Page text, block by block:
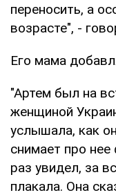
переносить, а
возрасте", -
Его мама
"Артем был на
женщиной
услышала, как
снимает про
раз увидел, за
плакала. Она